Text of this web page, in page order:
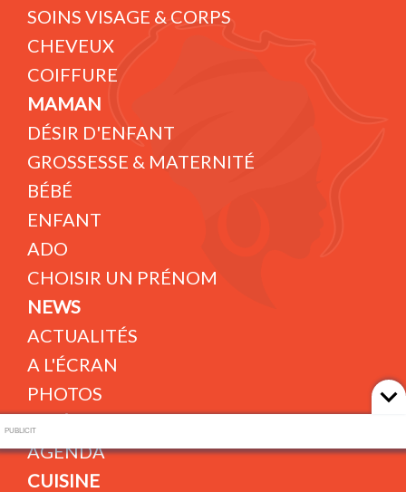
SOINS VISAGE & CORPS
CHEVEUX
COIFFURE
MAMAN
DÉSIR D'ENFANT
GROSSESSE & MATERNITÉ
BÉBÉ
ENFANT
ADO
CHOISIR UN PRÉNOM
NEWS
ACTUALITÉS
A L'ÉCRAN
PHOTOS
VIDÉOS
AGENDA
CUISINE
PUBLICIT